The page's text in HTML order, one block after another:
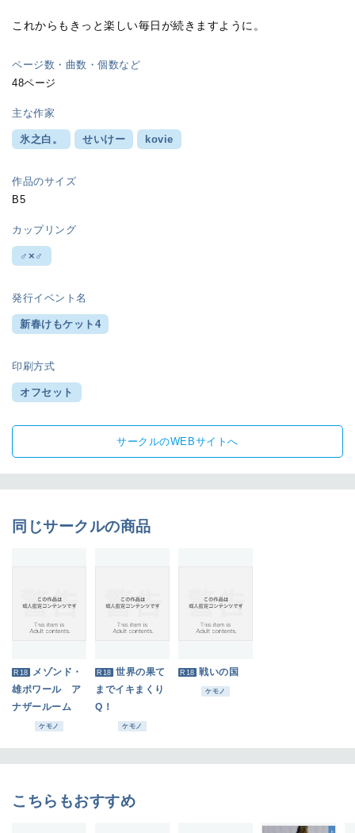
これからもきっと楽しい毎日が続きますように。
ページ数・曲数・個数など
48ページ
主な作家
氷之白。 せいけー kovie
作品のサイズ
B5
カップリング
♂×♂
発行イベント名
新春けもケット4
印刷方式
オフセット
サークルのWEBサイトへ
同じサークルの商品
R18 メゾンド・
雄ポワール ア
ナザールーム
ケモノ
R18 世界の果て
までイキまくり
Q！
ケモノ
R18 戦いの国
ケモノ
こちらもおすすめ